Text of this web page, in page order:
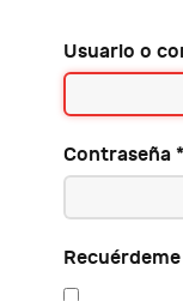
Usuario o
Contraseña *
Recuérdeme